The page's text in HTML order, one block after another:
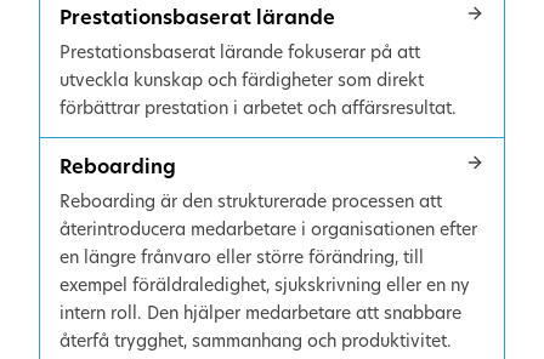
Prestationsbaserat lärande
Prestationsbaserat lärande fokuserar på att
utveckla kunskap och färdigheter som direkt
förbättrar prestation i arbetet och affärsresultat.
Reboarding
Reboarding är den strukturerade processen att
återintroducera medarbetare i organisationen efter
en längre frånvaro eller större förändring, till
exempel föräldraledighet, sjukskrivning eller en ny
intern roll. Den hjälper medarbetare att snabbare
återfå trygghet, sammanhang och produktivitet.